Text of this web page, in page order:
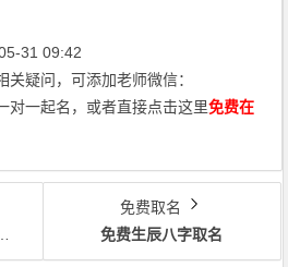
31 09:42
疑问，可添加老师微信：
对一起名，或者直接点击这里免费在
免费取名
免费生辰八字取名